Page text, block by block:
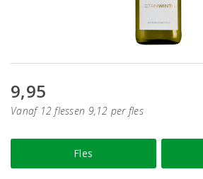
9,95
Vanaf 12 flessen 9,12 per fles
Fles